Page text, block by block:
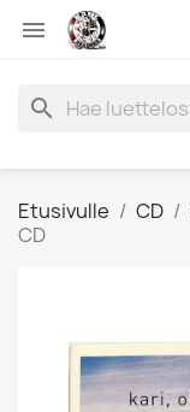

search
Etusivulle CD
CD